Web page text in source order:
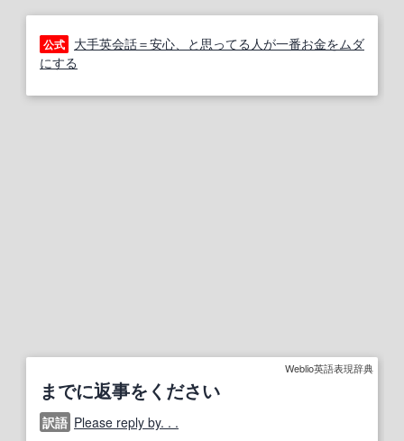
公式
大手英会話＝安心、と思ってる人が一番お金をムダ
にする
Weblio英語表現辞典
までに返事をください
訳語 Please reply by. . .